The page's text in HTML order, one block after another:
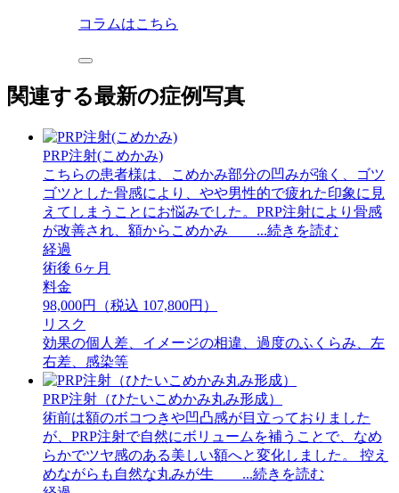
コラムはこちら
関連する最新の症例写真
PRP注射(こめかみ)
こちらの患者様は、こめかみ部分の凹みが強く、ゴツ
ゴツとした骨感により、やや男性的で疲れた印象に見
えてしまうことにお悩みでした。PRP注射により骨感
が改善され、額からこめかみ ...続きを読む
経過
術後 6ヶ月
料金
98,000円（税込 107,800円）
リスク
効果の個人差、イメージの相違、過度のふくらみ、左
右差、感染等
PRP注射（ひたいこめかみ丸み形成）
術前は額のボコつきや凹凸感が目立っておりました
が、PRP注射で自然にボリュームを補うことで、なめ
らかでツヤ感のある美しい額へと変化しました。 ⁡控え
めながらも自然な丸みが生 ...続きを読む